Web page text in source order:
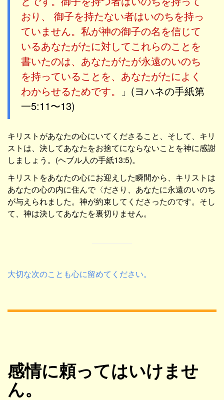
おり、 御子を持たない者はいのちを持っ
ていません。私が神の御子の名を信じて
いるあなたがたに対してこれらのことを
書いたのは、あなたがたが永遠のいのち
を持っていることを、あなたがたによく
わからせるためです。
」(ヨハネの手紙第
一5:11〜13)
キリストがあなたの心にいてくださること、そして、キリ
ストは、決してあなたをお捨てにならないことを神に感謝
しましょう。(ヘブル人の手紙13:5)。
キリストをあなたの心にお迎えした瞬間から、キリストは
あなたの心の内に住んで〈ださり、あなたに永遠のいのち
が与えられました。神が約束してくださったのです。そし
て、神は決してあなたを裏切りません。
大切な次のことも心に留めてください。
感情に頼ってはいけませ
ん。